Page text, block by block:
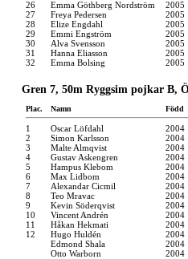
26
Emma Göthberg Nordström
2005
27
Freya Pedersen
2005
28
Elize Engdahl
2005
29
Emmi Engström
2005
30
Alva Svensson
2005
31
Hanna Eliasson
2005
32
Emma Bolsing 2005
Gren 7, 50m Ryggsim pojkar B,
Plac. Namn Född
1 Oscar Löfdahl
2004
2
Simon Karlsson
2004
3
Malte Almqvist
2004
4
Gustav Askengren
2004
5
Hampus Klebom
2004
6
Max Lidbom
2004
7
Alexandar Cicmil
2004
8
Teo Mravac
2004
9
Kevin Söderqvist
2004
10
Vincent Andrén
2004
11
Håkan Hekmati
2004
12
Hugo Huldén
2004
Edmond Shala
2004
Otto Warborn
2004